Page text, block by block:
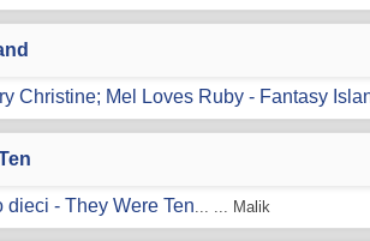
Christine; Mel Loves Ruby - Fantasy
dieci - They Were Ten... ... Malik